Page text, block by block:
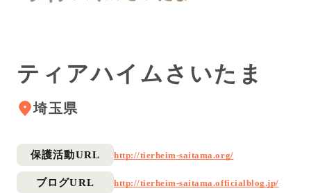
ティアハイムさいたま
埼玉県
保護活動URL http://tierheim-saitama.org/
ブログURL http://tierheim-saitama.officialblog.jp/